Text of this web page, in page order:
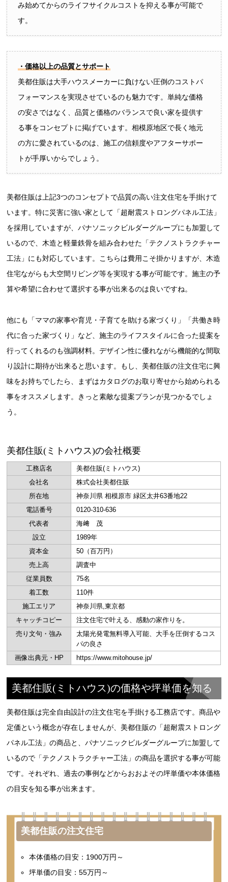
み始めてからのライフサイクルコストを抑える事が可能で
す。
・価格以上の品質とサポート
美都住販は大手ハウスメーカーに負けない圧倒のコストパ
フォーマンスを実現させているのも魅力です。単純な価格
の安さではなく、品質と価格のバランスで良い家を提供す
る事をコンセプトに掲げています。相模原地区で長く地元
の方に愛されているのは、施工の信頼度やアフターサポー
トが手厚いからでしょう。
美都住販は上記3つのコンセプトで品質の高い注文住宅を手掛けて
います。特に災害に強い家として「超耐震ストロングパネル工法」
を採用していますが、パナソニックビルダーグループにも加盟して
いるので、木造と軽量鉄骨を組み合わせた「テクノストラクチャー
工法」にも対応しています。こちらは費用こそ掛かりますが、木造
住宅ながらも大空間リビング等を実現する事が可能です。施主の予
算や希望に合わせて選択する事が出来るのは良いですね。
他にも「ママの家事や育児・子育てを助ける家づくり」「共働き時
代に合った家づくり」など、施主のライフスタイルに合った提案を
行ってくれるのも強調材料。デザイン性に優れながら機能的な間取
り設計に期待が出来ると思います。もし、美都住販の注文住宅に興
味をお持ちでしたら、まずはカタログのお取り寄せから始められる
事をオススメします。きっと素敵な提案プランが見つかるでしょ
う。
美都住販(ミトハウス)の会社概要
工務店名
美都住販(ミトハウス)
会社名
株式会社美都住販
所在地
神奈川県 相模原市 緑区太井63番地22
電話番号
0120-310-636
代表者
海﨑 茂
設立
1989年
資本金
50（百万円）
売上高
調査中
従業員数
75名
着工数
110件
施工エリア
神奈川県,東京都
キャッチコピー
注文住宅で叶える、感動の家作りを。
売り文句・強み
太陽光発電無料導入可能、大手を圧倒するコス
パの良さ
画像出典元・HP
https://www.mitohouse.jp/
美都住販(ミトハウス)の価格や坪単価を知る
美都住販は完全自由設計の注文住宅を手掛ける工務店です。商品や
定価という概念が存在しませんが、美都住販の「超耐震ストロング
パネル工法」の商品と、パナソニックビルダーグループに加盟して
いるので「テクノストラクチャー工法」の商品を選択する事が可能
です。それぞれ、過去の事例などからおおよその坪単価や本体価格
の目安を知る事が出来ます。
美都住販の注文住宅
本体価格の目安：1900万円～
坪単価の目安：55万円～